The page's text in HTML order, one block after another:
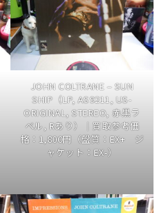
JOHN COLTRANE – SUN
SHIP（LP, AS9211, US-
ORIGINAL, STEREO, 赤黒ラ
ベル, Rあり）｜買取参考価
格：1,800円（盤質：EX+ ジ
ャケット：EX-）